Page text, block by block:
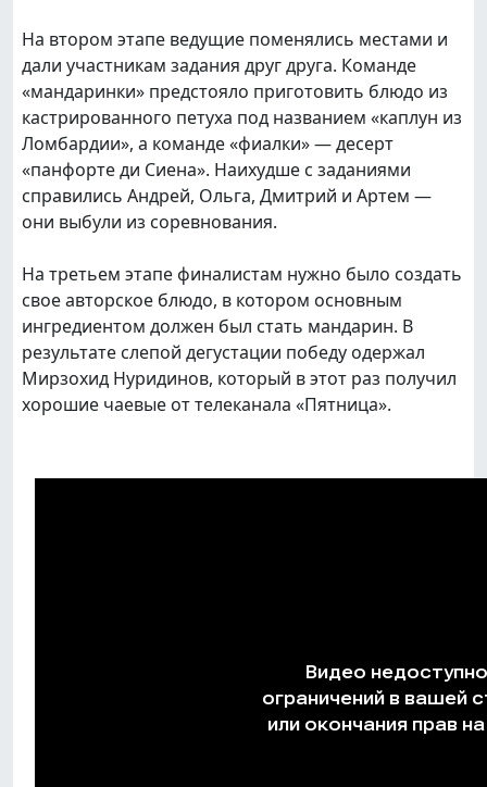
На втором этапе ведущие поменялись местами и
дали участникам задания друг друга. Команде
«мандаринки» предстояло приготовить блюдо из
кастрированного петуха под названием «каплун из
Ломбардии», а команде «фиалки» — десерт
«панфорте ди Сиена». Наихудше с заданиями
справились Андрей, Ольга, Дмитрий и Артем —
они выбули из соревнования.
На третьем этапе финалистам нужно было создать
свое авторское блюдо, в котором основным
ингредиентом должен был стать мандарин. В
результате слепой дегустации победу одержал
Мирзохид Нуридинов, который в этот раз получил
хорошие чаевые от телеканала «Пятница».